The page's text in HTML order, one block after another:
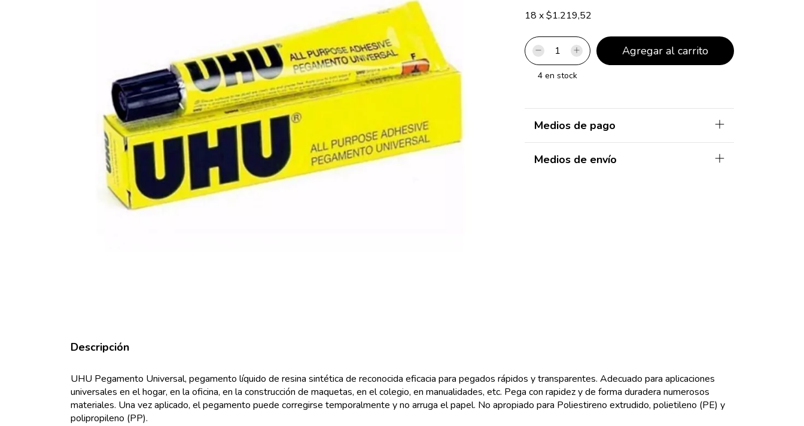
18 x$1.219,52
4 en stock
Medios de pago
Medios de envío
Descripción
UHU Pegamento Universal, pegamento líquido de resina sintética de reconocida eficacia para pegados rápidos y transparentes. Adecuado para aplicaciones
universales en el hogar, en la oficina, en la construcción de maquetas, en el colegio, en manualidades, etc. Pega con rapidez y de forma duradera numerosos
materiales. Una vez aplicado, el pegamento puede corregirse temporalmente y no arruga el papel. No apropiado para Poliestireno extrudido, polietileno (PE) y
polipropileno (PP).